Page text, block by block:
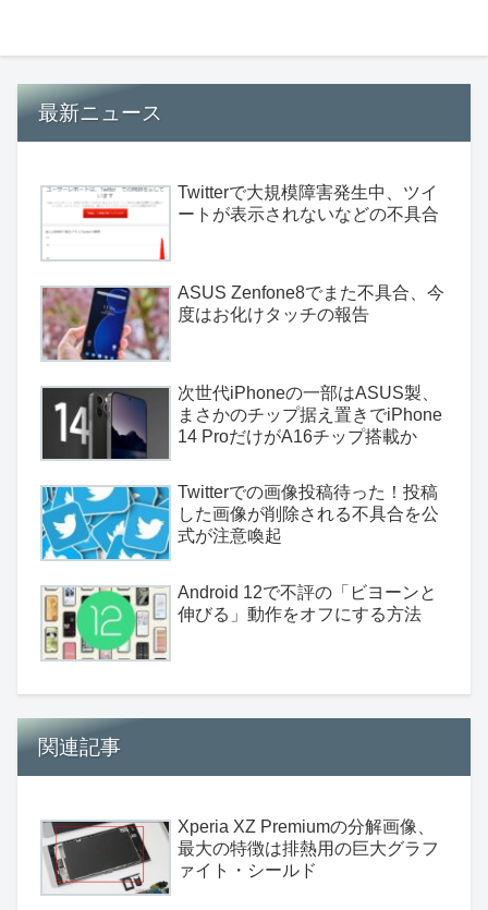
最新ニュース
Twitterで大規模障害発生中、ツイ
ートが表示されないなどの不具合
ASUS Zenfone8でまた不具合、今
度はお化けタッチの報告
次世代iPhoneの一部はASUS製、
まさかのチップ据え置きでiPhone
14 ProだけがA16チップ搭載か
Twitterでの画像投稿待った！投稿
した画像が削除される不具合を公
式が注意喚起
Android 12で不評の「ビヨーンと
伸びる」動作をオフにする方法
関連記事
Xperia XZ Premiumの分解画像、
最大の特徴は排熱用の巨大グラフ
ァイト・シールド